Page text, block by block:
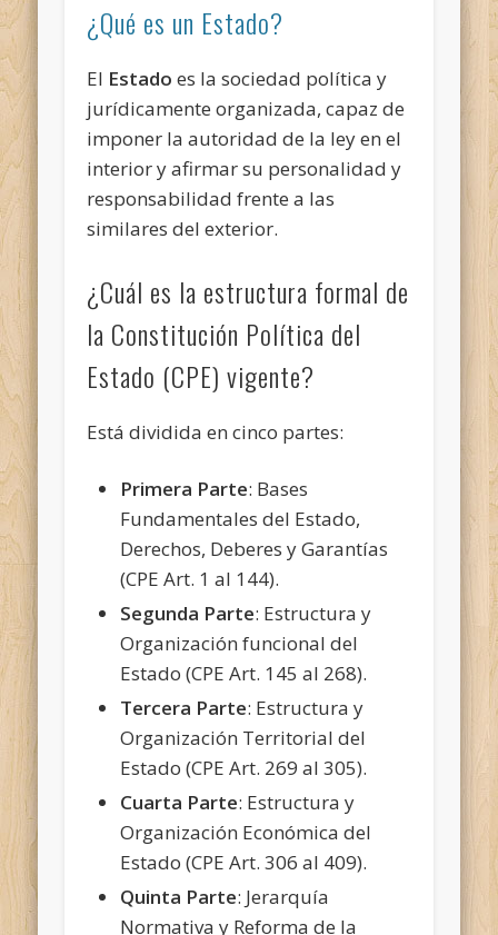
¿Qué es un Estado?
El Estado es la sociedad política y
jurídicamente organizada, capaz de
imponer la autoridad de la ley en el
interior y afirmar su personalidad y
responsabilidad frente a las
similares del exterior.
¿Cuál es la estructura formal de
la Constitución Política del
Estado (CPE) vigente?
Está dividida en cinco partes:
Primera Parte: Bases
Fundamentales del Estado,
Derechos, Deberes y Garantías
(CPE Art. 1 al 144).
Segunda Parte: Estructura y
Organización funcional del
Estado (CPE Art. 145 al 268).
Tercera Parte: Estructura y
Organización Territorial del
Estado (CPE Art. 269 al 305).
Cuarta Parte: Estructura y
Organización Económica del
Estado (CPE Art. 306 al 409).
Quinta Parte: Jerarquía
Normativa y Reforma de la